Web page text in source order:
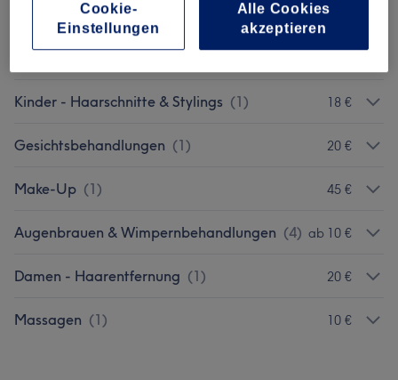
Damen - Coloration & Föhnen ab 70 €
Kinder - Haarschnitte & Stylings (1) 18 €
Gesichtsbehandlungen (1) 20 €
Make-Up (1) 45 €
Augenbrauen & Wimpernbehandlungen (4) ab 10 €
Damen - Haarentfernung (1) 20 €
Massagen (1) 10 €
Cookie-
Einstellungen
Alle Cookies
akzeptieren